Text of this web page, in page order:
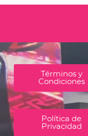
Términos y
Condiciones
Política de
Privacidad